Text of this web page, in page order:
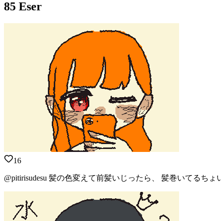
85 Eser
16
@pitirisudesu 髪の色変えて前髪いじったら、 髪巻いてるち